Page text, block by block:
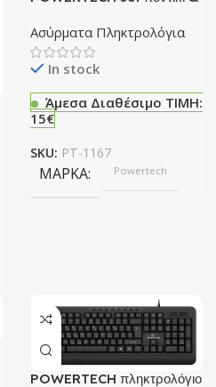
2.4GHz & Bluetooth,
μαύρο
Ασύρματα Πληκτρολόγια
In stock
Άμεσα Διαθέσιμο ΤΙΜΗ:
15€
SKU: PT-1167
ΜΆΡΚΑ Powertech
POWERTECH πληκτρολόγιο